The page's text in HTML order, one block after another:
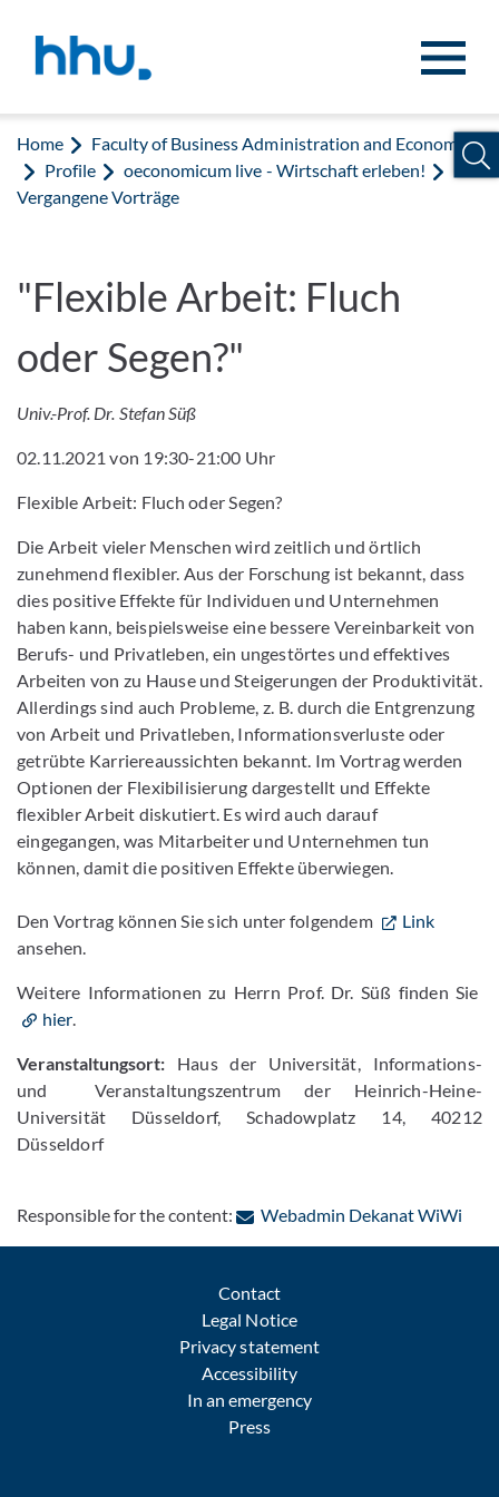
Home
Faculty of Business Administration and Economics
Profile
oeconomicum live - Wirtschaft erleben!
Vergangene Vorträge
"Flexible Arbeit: Fluch
oder Segen?"
Univ.-Prof. Dr. Stefan Süß
02.11.2021 von 19:30-21:00 Uhr
Flexible Arbeit: Fluch oder Segen?
Die Arbeit vieler Menschen wird zeitlich und örtlich
zunehmend flexibler. Aus der Forschung ist bekannt, dass
dies positive Effekte für Individuen und Unternehmen
haben kann, beispielsweise eine bessere Vereinbarkeit von
Berufs- und Privatleben, ein ungestörtes und effektives
Arbeiten von zu Hause und Steigerungen der Produktivität.
Allerdings sind auch Probleme, z. B. durch die Entgrenzung
von Arbeit und Privatleben, Informationsverluste oder
getrübte Karriereaussichten bekannt. Im Vortrag werden
Optionen der Flexibilisierung dargestellt und Effekte
flexibler Arbeit diskutiert. Es wird auch darauf
eingegangen, was Mitarbeiter und Unternehmen tun
können, damit die positiven Effekte überwiegen.
Den Vortrag können Sie sich unter folgendem
Link
ansehen.
Weitere Informationen zu Herrn Prof. Dr. Süß finden Sie
hier.
Veranstaltungsort: Haus der Universität, Informations-
und Veranstaltungszentrum der Heinrich-Heine-
Universität Düsseldorf, Schadowplatz 14, 40212
Düsseldorf
Responsible for the content: Webadmin Dekanat WiWi:
Contact
Legal Notice
Privacy statement
Accessibility
In an emergency
Press